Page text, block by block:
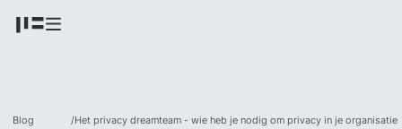
Blog
/Het privacy dreamteam - wie heb je nodig om privacy in je organisatie